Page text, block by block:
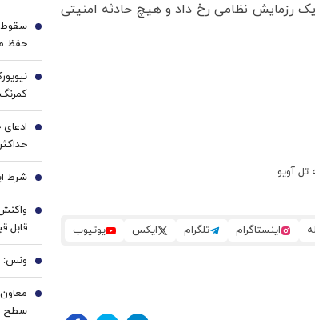
رزمایش نظامی رخ داد و هیچ حادثه امنیتی
تل آویو
اینستاگرام تلگرام ایکس یوتیوب
حفظ
2
3
4
شرط 5
قابل
6
ونس: 7
سطح
8